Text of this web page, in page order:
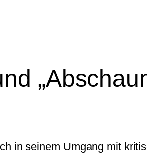
in seinem Umgang mit